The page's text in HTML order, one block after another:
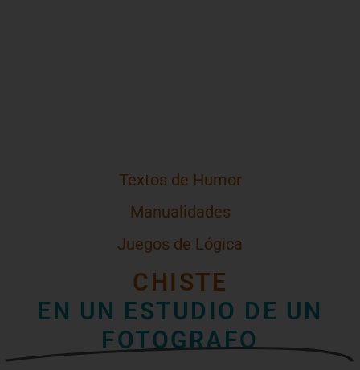
Textos de Humor
Manualidades
Juegos de Lógica
CHISTE
EN UN ESTUDIO DE UN
FOTOGRAFO